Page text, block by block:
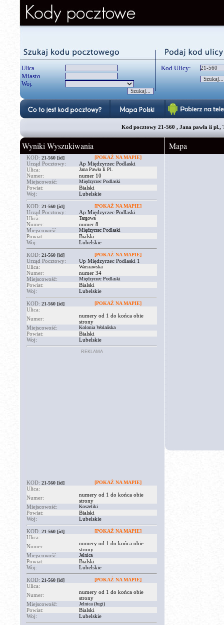
Ulica
Miasto
Woj.
Kod Ulicy:
Kod pocztowy 21-560 , Jana pawła ii pl.,
Wyniki Wyszukiwania
KOD: 21-560 [id] [POKAŻ NA MAPIE]
Urząd Pocztowy:
Ap Międzyrzec Podlaski
Ulica:
Jana Pawła Ii Pl.
Numer:
numer 10
Miejscowość:
Międzyrzec Podlaski
Powiat:
Bialski
Woj:
Lubelskie
KOD: 21-560 [id] [POKAŻ NA MAPIE]
Urząd Pocztowy:
Ap Międzyrzec Podlaski
Ulica:
Targowa
Numer:
numer 8
Miejscowość:
Międzyrzec Podlaski
Powiat:
Bialski
Woj:
Lubelskie
KOD: 21-560 [id] [POKAŻ NA MAPIE]
Urząd Pocztowy:
Up Międzyrzec Podlaski 1
Ulica:
Warszawska
Numer:
numer 34
Miejscowość:
Międzyrzec Podlaski
Powiat:
Bialski
Woj:
Lubelskie
KOD: 21-560 [id] [POKAŻ NA MAPIE]
Ulica:
Numer:
numery od 1 do końca obie
strony
Miejscowość:
Kolonia Wolańska
Powiat:
Bialski
Woj:
Lubelskie
REKLAMA
KOD: 21-560 [id] [POKAŻ NA MAPIE]
Ulica:
Numer:
numery od 1 do końca obie
strony
Miejscowość:
Koszeliki
Powiat:
Bialski
Woj:
Lubelskie
KOD: 21-560 [id] [POKAŻ NA MAPIE]
Ulica:
Numer:
numery od 1 do końca obie
strony
Miejscowość:
Jelnica
Powiat:
Bialski
Woj:
Lubelskie
KOD: 21-560 [id] [POKAŻ NA MAPIE]
Ulica:
Numer:
numery od 1 do końca obie
strony
Miejscowość:
Jelnica (ługi)
Powiat:
Bialski
Woj:
Lubelskie
Mapa